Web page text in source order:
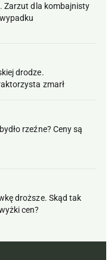
Zarzut dla kombajnisty
drodze.
zmarł
rzeźne? Ceny są
droższe. Skąd tak
cen?